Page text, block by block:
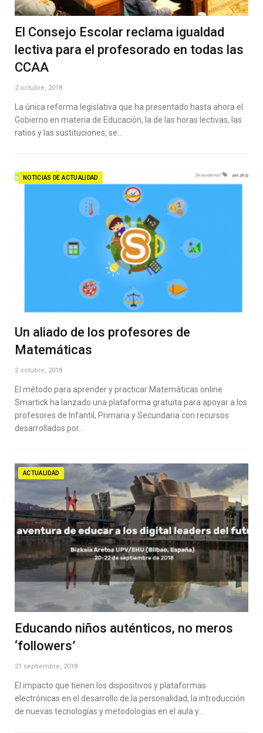
El Consejo Escolar reclama igualdad
lectiva para el profesorado en todas las
CCAA
2 octubre, 2018
La única reforma legislativa que ha presentado hasta ahora el
Gobierno en materia de Educación, la de las horas lectivas, las
ratios y las sustituciones, se…
NOTICIAS DE ACTUALIDAD
Un aliado de los profesores de
Matemáticas
2 octubre, 2018
El método para aprender y practicar Matemáticas online
Smartick ha lanzado una plataforma gratuita para apoyar a los
profesores de Infantil, Primaria y Secundaria con recursos
desarrollados por…
ACTUALIDAD
Educando niños auténticos, no meros
‘followers’
21 septiembre, 2018
El impacto que tienen los dispositivos y plataformas
electrónicas en el desarrollo de la personalidad, la introducción
de nuevas tecnologías y metodologías en el aula y…